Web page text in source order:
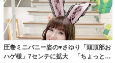
圧巻ミニバニー姿の♥さゆり「頭頂部お
ハゲ様」7センチに拡大 「ちょっとカ